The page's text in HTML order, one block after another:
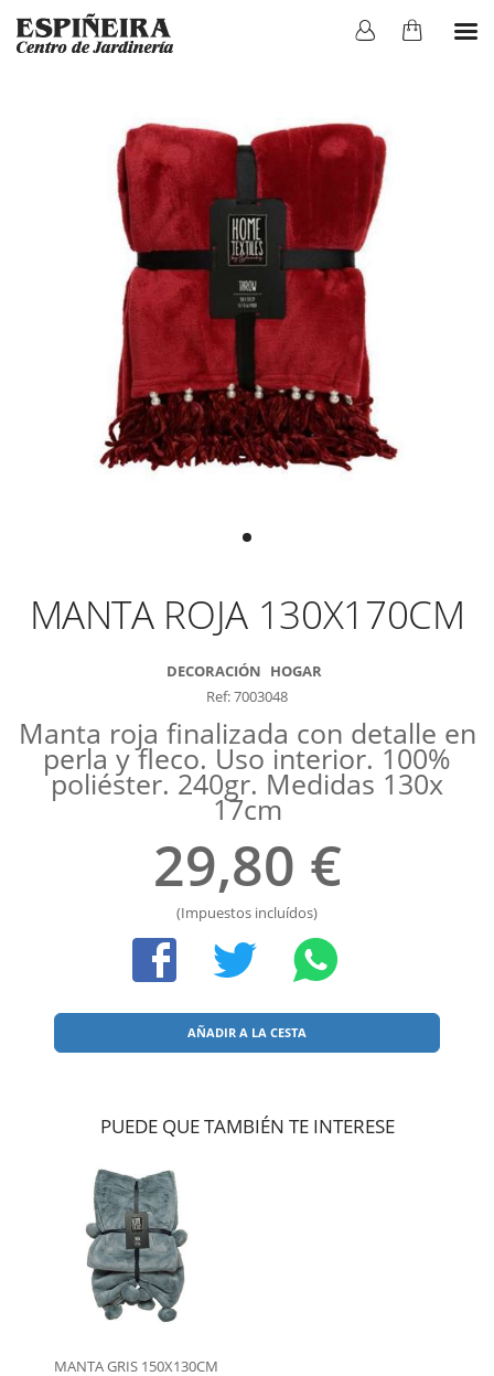
MANTA ROJA 130X170CM
DECORACIÓN HOGAR
Ref: 7003048
Manta roja finalizada con detalle en
perla y fleco. Uso interior. 100%
poliéster. 240gr. Medidas 130x
17cm
29,80 €
(Impuestos incluídos)
AÑADIR A LA CESTA
PUEDE QUE TAMBIÉN TE INTERESE
MANTA GRIS 150X130CM